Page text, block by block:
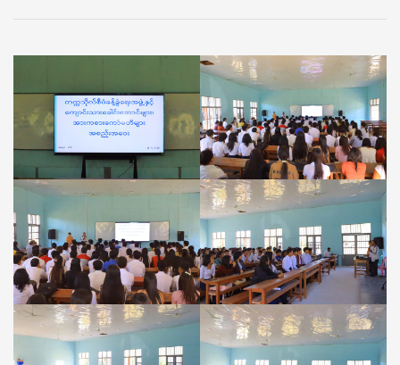
နှင့်
ကျောင်းသား
ခေါင်းဆောင်
များ၊
အားကစား
ကော်မတီ
အစည်းအဝေး